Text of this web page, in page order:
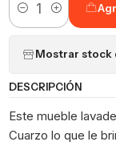
Cantidad
Mostrar stock
DESCRIPCIÓN
Este mueble
Cuarzo lo que le